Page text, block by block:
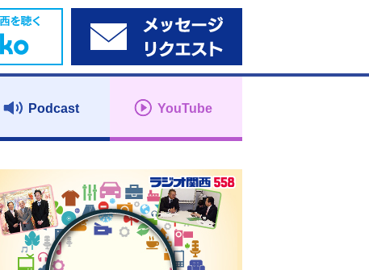
Podcast YouTube